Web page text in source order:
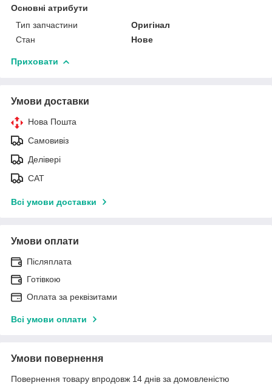
Основні атрибути
Тип запчастини
Оригінал
Стан
Нове
Приховати
Умови доставки
Нова Пошта
Самовивіз
Делівері
САТ
Всі умови доставки
Умови оплати
Післяплата
Готівкою
Оплата за реквізитами
Всі умови оплати
Умови повернення
Повернення товару впродовж 14 днів за домовленістю